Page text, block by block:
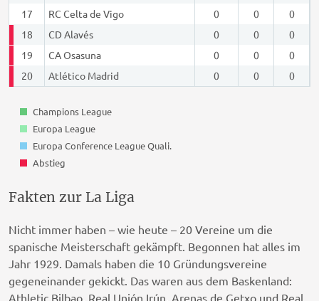
17
RC Celta de Vigo 0 0
0
18
CD Alavés 0 0
0
19
CA Osasuna 0 0
0
20
Atlético Madrid 0 0 0
Champions League
Europa League
Europa Conference League Quali.
Abstieg
Fakten zur La Liga
Nicht immer haben – wie heute – 20 Vereine um die
spanische Meisterschaft gekämpft. Begonnen hat alles im
Jahr 1929. Damals haben die 10 Gründungsvereine
gegeneinander gekickt. Das waren aus dem Baskenland:
Athletic Bilbao, Real Unión Irún, Arenas de Getxo und Real